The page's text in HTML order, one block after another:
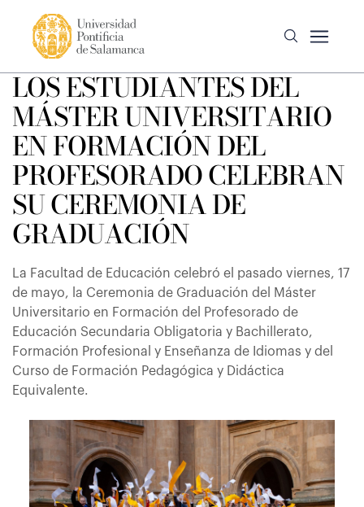
LOS ESTUDIANTES DEL
MÁSTER UNIVERSITARIO
EN FORMACIÓN DEL
PROFESORADO CELEBRAN
SU CEREMONIA DE
GRADUACIÓN
La Facultad de Educación celebró el pasado viernes, 17
de mayo, la Ceremonia de Graduación del Máster
Universitario en Formación del Profesorado de
Educación Secundaria Obligatoria y Bachillerato,
Formación Profesional y Enseñanza de Idiomas y del
Curso de Formación Pedagógica y Didáctica
Equivalente.